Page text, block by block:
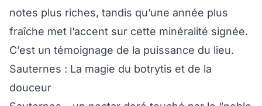
notes plus riches, tandis qu’une année plus
fraîche met l’accent sur cette minéralité signée.
C’est un témoignage de la puissance du lieu.
Sauternes : La magie du botrytis et de la
douceur